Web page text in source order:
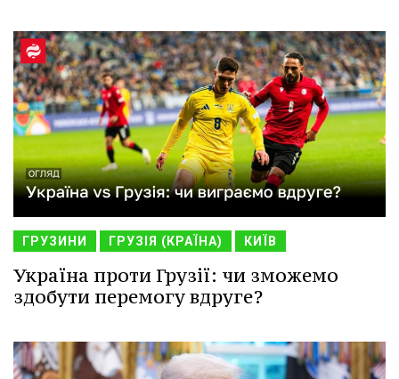
ГРУЗИНИ ГРУЗІЯ (КРАЇНА) КИЇВ
Україна проти Грузії: чи зможемо
здобути перемогу вдруге?